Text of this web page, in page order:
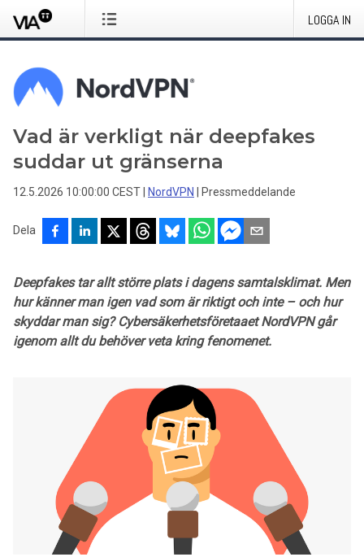
LOGGA IN
Vad är verkligt när deepfakes
suddar ut gränserna
12.5.2026 10:00:00 CEST NordVPN Pressmeddelande
Dela
Deepfakes tar allt större plats i dagens samtalsklimat. Men
hur känner man igen vad som är riktigt och inte – och hur
skyddar man sig? Cybersäkerhetsföretaaet NordVPN går
igenom allt du behöver veta kring fenomenet.